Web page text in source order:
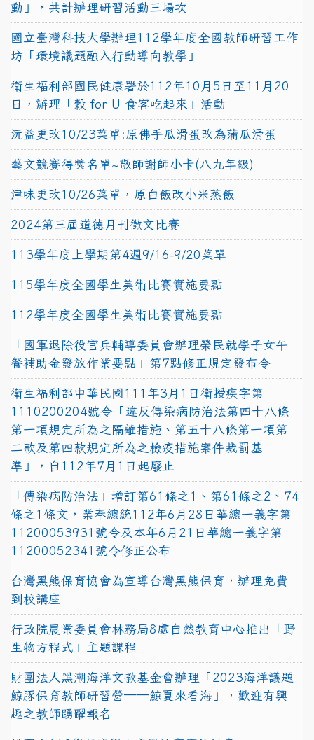
動」，共計辦理研習活動三場次
國立臺灣科技大學辦理112學年度全國教師研習工作
坊「環境議題融入行動導向教學」
衛生福利部國民健康署於112年10月5日至11月20
日，辦理「穀 for U 食客吃起來」活動
沅益更改10/23菜單:原佛手瓜滑蛋改為蒲瓜滑蛋
藝文競賽得獎名單~敬師謝師小卡(八九年級)
津味更改10/26菜單，原白飯改小米蒸飯
2024第三屆道德月刊徵文比賽
113學年度上學期第4週9/16-9/20菜單
115學年度全國學生美術比賽實施要點
112學年度全國學生美術比賽實施要點
「國軍退除役官兵輔導委員會辦理榮民就學子女午
餐補助金發放作業要點」第7點修正規定發布令
衛生福利部中華民國111年3月1日衛授疾字第
1110200204號令「違反傳染病防治法第四十八條
第一項規定所為之隔離措施、第五十八條第一項第
二款及第四款規定所為之檢疫措施案件裁罰基
準」，自112年7月1日起廢止
「傳染病防治法」增訂第61條之1、第61條之2、74
條之1條文，業奉總統112年6月28日華總一義字第
11200053931號令及本年6月21日華總一義字第
11200052341號令修正公布
台灣黑熊保育協會為宣導台灣黑熊保育，辦理免費
到校講座
行政院農業委員會林務局8處自然教育中心推出「野
生物方程式」主題課程
財團法人黑潮海洋文教基金會辦理「2023海洋議題
鯨豚保育教師研習營──鯨夏來看海」，歡迎有興
趣之教師踴躍報名